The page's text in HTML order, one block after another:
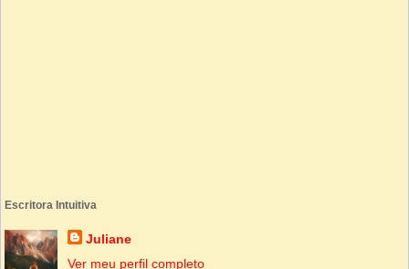
Escritora Intuitiva
Juliane
Ver meu perfil completo